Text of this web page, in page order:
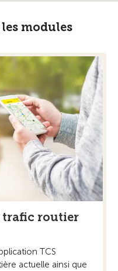
modules
trafic routier
TCS
actuelle ainsi que